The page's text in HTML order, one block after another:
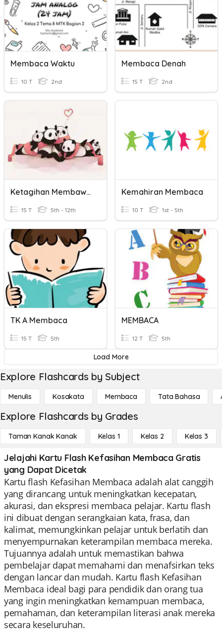
Membaca Waktu
10 T 2nd
Membaca Denah
15 T 2nd
Ketagihan Membawa Mudarat
15 T 5th - 12th
Kemahiran Membaca
10 T 1st - 5th
TK A Membaca
15 T 5th
MEMBACA
12 T 5th
Load More
Explore Flashcards by Subject
Menulis Kosakata Membaca Tata Bahasa
Explore Flashcards by Grades
Taman Kanak Kanak Kelas 1 Kelas 2 Kelas 3
Jelajahi Kartu Flash Kefasihan Membaca Gratis
yang Dapat Dicetak
Kartu flash Kefasihan Membaca adalah alat canggih
yang dirancang untuk meningkatkan kecepatan,
akurasi, dan ekspresi membaca pelajar. Kartu flash
ini dibuat dengan serangkaian kata, frasa, dan
kalimat, memungkinkan pelajar untuk berlatih dan
menyempurnakan keterampilan membaca mereka.
Tujuannya adalah untuk memastikan bahwa
pembelajar dapat memahami dan menafsirkan teks
dengan lancar dan mudah. Kartu flash Kefasihan
Membaca ideal bagi para pendidik dan orang tua
yang ingin meningkatkan kemampuan membaca,
pemahaman, dan keterampilan literasi anak mereka
secara keseluruhan.